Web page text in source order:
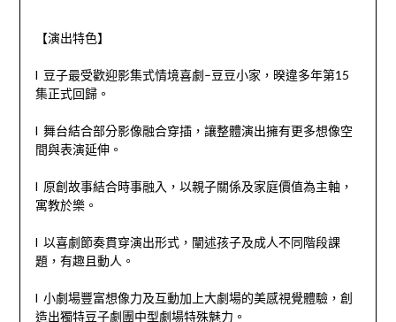
【演出特色】
l 豆子最受歡迎影集式情境喜劇–豆豆小家，暌違多年第15
集正式回歸。
l 舞台結合部分影像融合穿插，讓整體演出擁有更多想像空
間與表演延伸。
l 原創故事結合時事融入，以親子關係及家庭價值為主軸，
寓教於樂。
l 以喜劇節奏貫穿演出形式，闡述孩子及成人不同階段課
題，有趣且動人。
l 小劇場豐富想像力及互動加上大劇場的美感視覺體驗，創
造出獨特豆子劇團中型劇場特殊魅力。